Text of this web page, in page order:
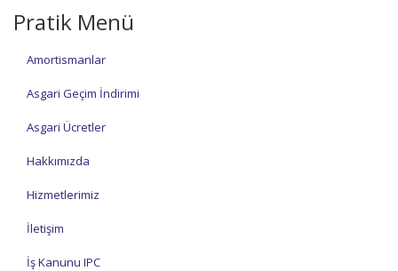
Pratik Menü
Amortismanlar
Asgari Geçim İndirimi
Asgari Ücretler
Hakkımızda
Hizmetlerimiz
İletişim
İş Kanunu IPC